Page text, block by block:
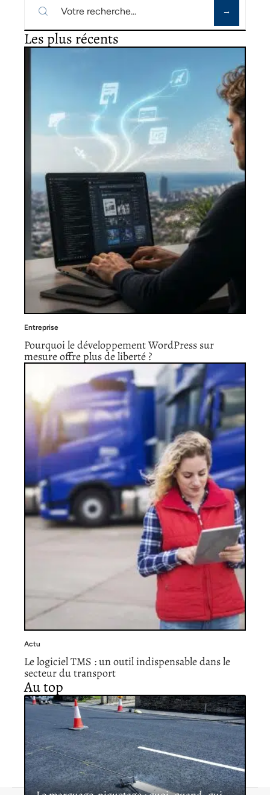
Les plus récents
Entreprise
Pourquoi le développement WordPress sur
mesure offre plus de liberté ?
Actu
Le logiciel TMS : un outil indispensable dans le
secteur du transport
Au top